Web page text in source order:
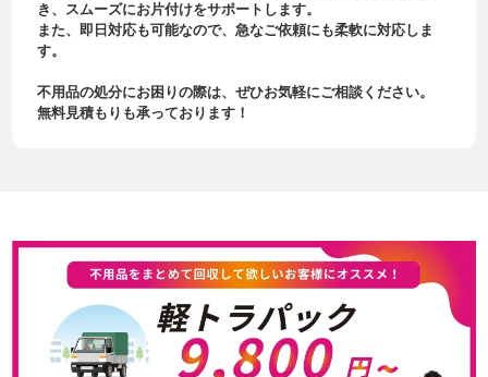
き、スムーズにお片付けをサポートします。
また、即日対応も可能なので、急なご依頼にも柔軟に対応しま
す。
不用品の処分にお困りの際は、ぜひお気軽にご相談ください。
無料見積もりも承っております！